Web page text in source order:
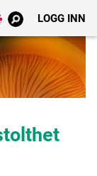
LOGG INN